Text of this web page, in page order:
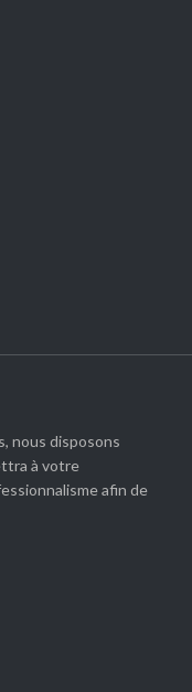
nous disposons
à votre
afin de